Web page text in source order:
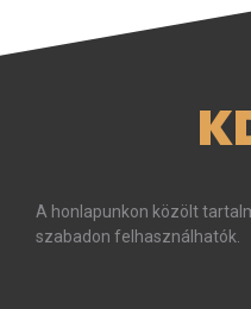
A honlapunkon közölt
szabadon felhasználhatók.